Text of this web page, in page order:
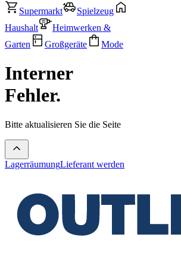
Supermarkt
Spielzeug
Haushalt
Heimwerken &
Garten
Großgeräte Mode
Interner
Fehler.
Bitte aktualisieren Sie die Seite
LagerräumungLieferant werden